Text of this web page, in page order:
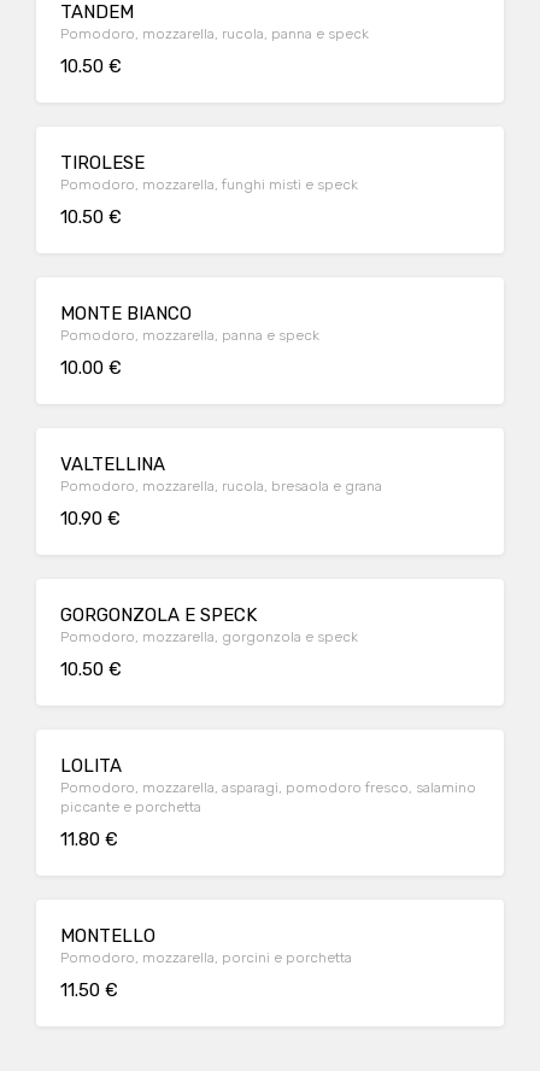
TANDEM
Pomodoro, mozzarella, rucola, panna e speck
10.50 €
TIROLESE
Pomodoro, mozzarella, funghi misti e speck
10.50 €
MONTE BIANCO
Pomodoro, mozzarella, panna e speck
10.00 €
VALTELLINA
Pomodoro, mozzarella, rucola, bresaola e grana
10.90 €
GORGONZOLA E SPECK
Pomodoro, mozzarella, gorgonzola e speck
10.50 €
LOLITA
Pomodoro, mozzarella, asparagi, pomodoro fresco, salamino
piccante e porchetta
11.80 €
MONTELLO
Pomodoro, mozzarella, porcini e porchetta
11.50 €